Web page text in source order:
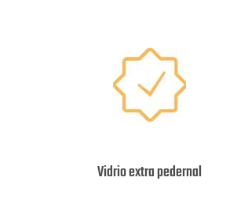
Vidrio extra pedernal